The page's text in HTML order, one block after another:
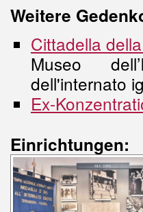
Weitere
Cittadella
Museo
dell'internato
Ex-
Einrichtungen: